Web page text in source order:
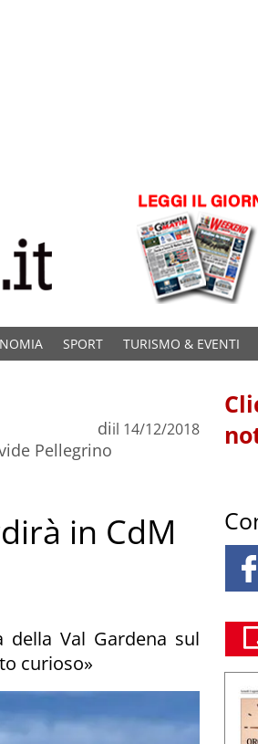
SPORT TURISMO & EVENTI
di
Pellegrino
il 14/12/2018
in CdM
Val Gardena sul
curioso»